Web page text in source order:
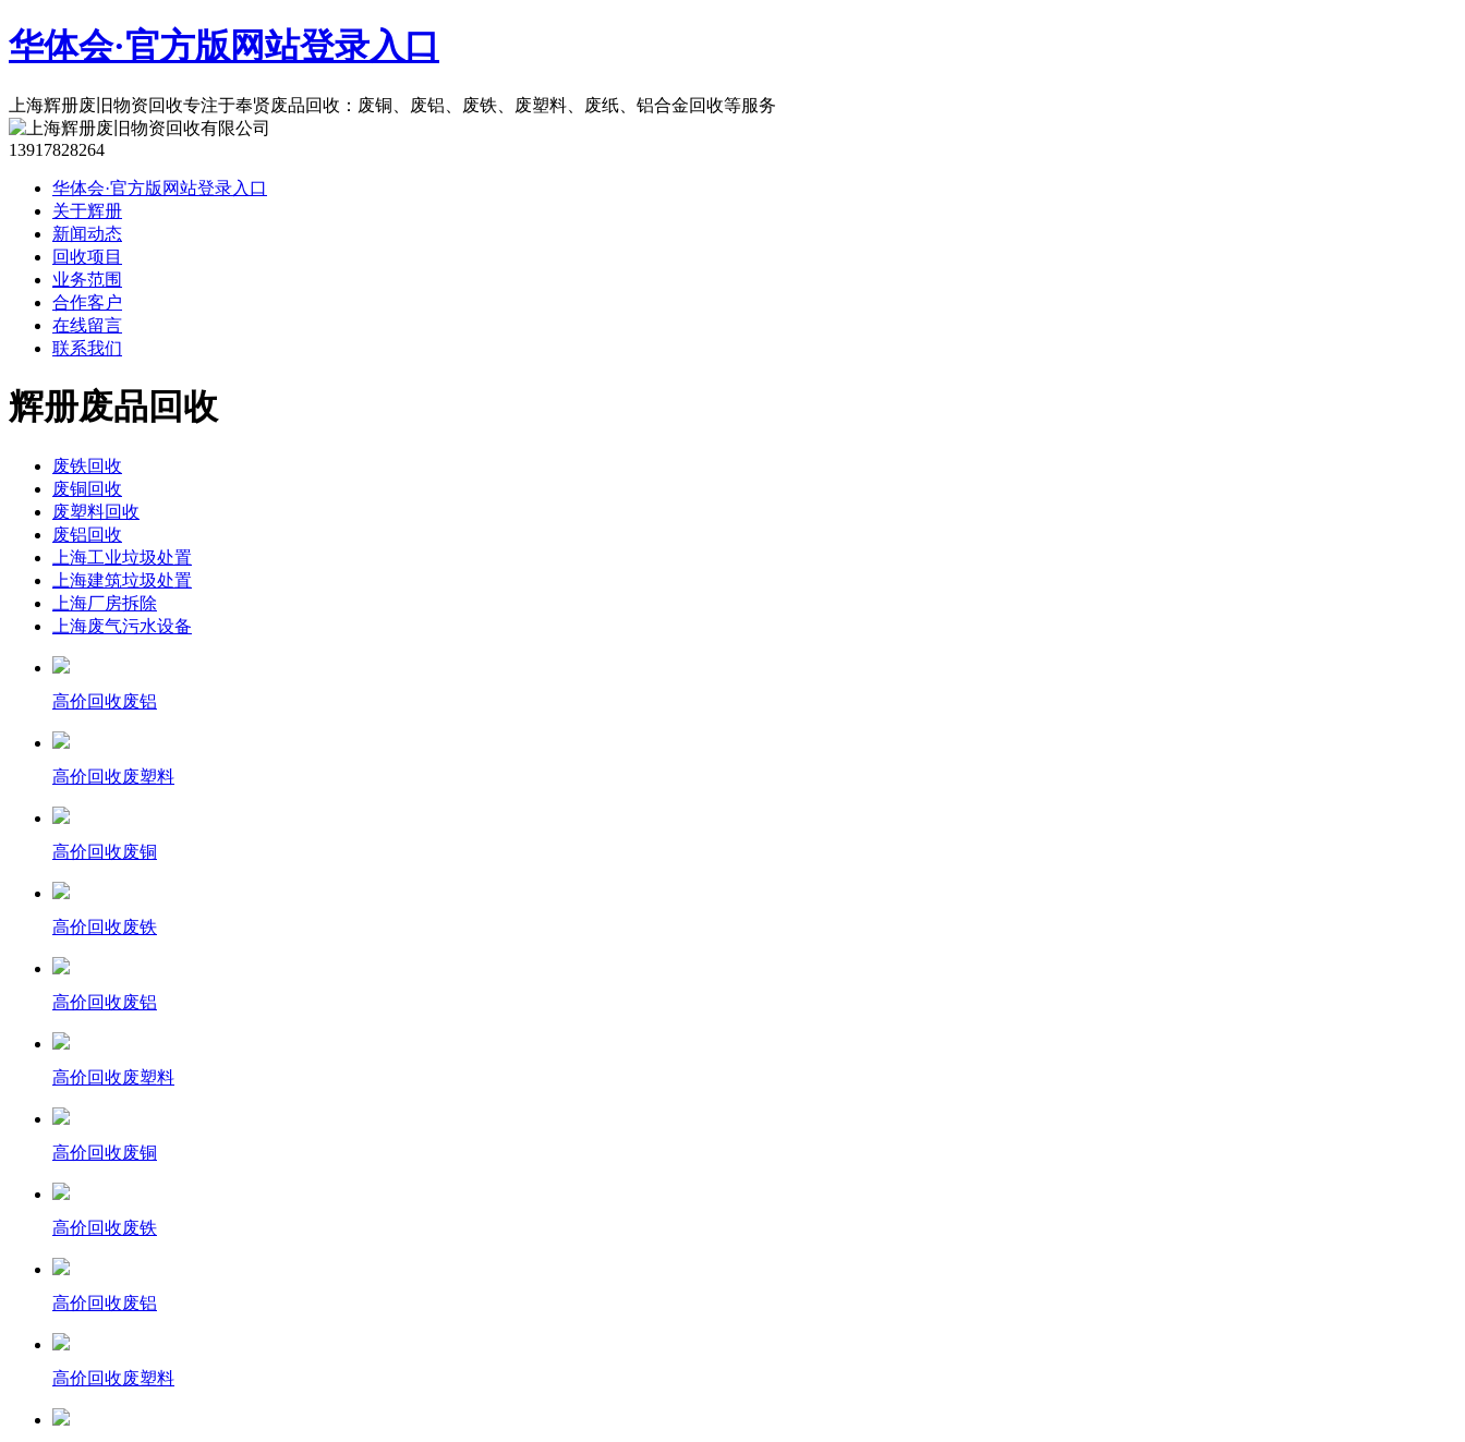
华体会·官方版网站登录入口
上海辉册废旧物资回收专注于奉贤废品回收：废铜、废铝、废铁、废塑料、废纸、铝合金回收等服务
13917828264
华体会·官方版网站登录入口
关于辉册
新闻动态
回收项目
业务范围
合作客户
在线留言
联系我们
辉册废品回收
废铁回收
废铜回收
废塑料回收
废铝回收
上海工业垃圾处置
上海建筑垃圾处置
上海厂房拆除
上海废气污水设备
高价回收废铝
高价回收废塑料
高价回收废铜
高价回收废铁
高价回收废铝
高价回收废塑料
高价回收废铜
高价回收废铁
高价回收废铝
高价回收废塑料